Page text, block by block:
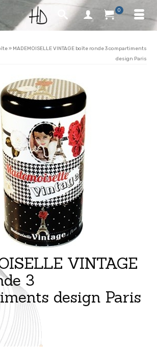
0
» MADEMOISELLE VINTAGE boîte ronde 3 compartiments
design Paris
VINTAGE
3
design Paris